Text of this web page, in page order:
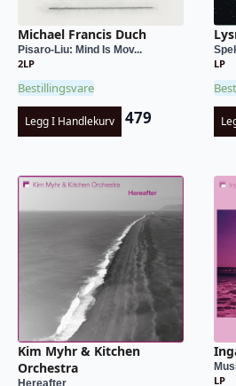
Michael Francis Duch
Pisaro-Liu: Mind Is Mov...
2LP
Bestillingsvare
Legg I Handlekurv 479
LP
Kim Myhr & Kitchen
Orchestra
Hereafter LP